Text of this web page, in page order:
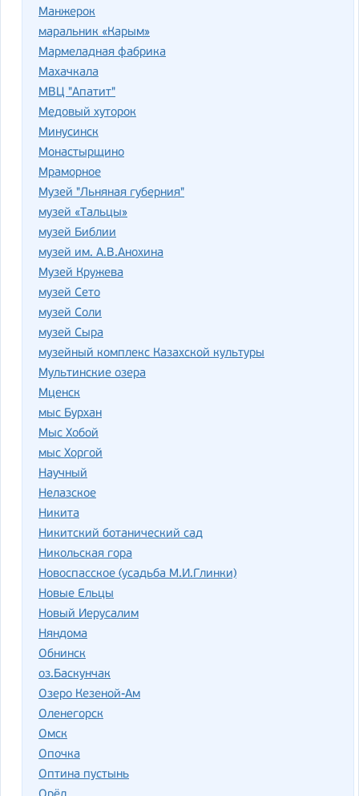
Манжерок
маральник «Карым»
Мармеладная фабрика
Махачкала
МВЦ "Апатит"
Медовый хуторок
Минусинск
Монастырщино
Мраморное
Музей "Льняная губерния"
музей «Тальцы»
музей Библии
музей им. А.В.Анохина
Музей Кружева
музей Сето
музей Соли
музей Сыра
музейный комплекс Казахской культуры
Мультинские озера
Мценск
мыс Бурхан
Мыс Хобой
мыс Хоргой
Научный
Нелазское
Никита
Никитский ботанический сад
Никольская гора
Новоспасское (усадьба М.И.Глинки)
Новые Ельцы
Новый Иерусалим
Няндома
Обнинск
оз.Баскунчак
Озеро Кезеной-Ам
Оленегорск
Омск
Опочка
Оптина пустынь